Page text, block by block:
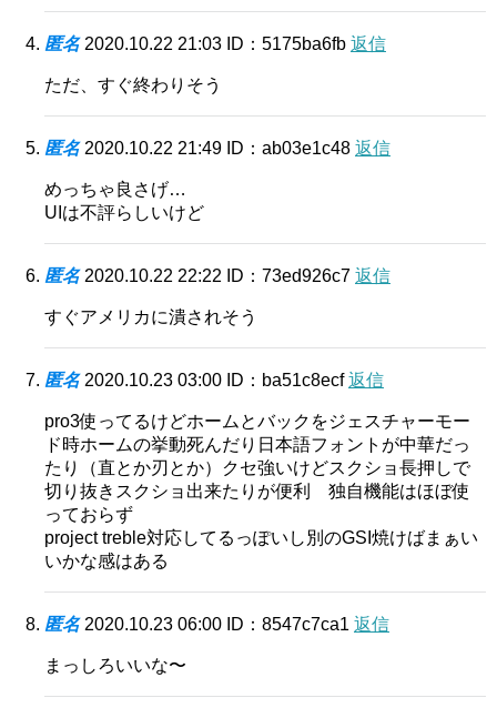
匿名 2020.10.22 21:03 ID：5175ba6fb 返信
ただ、すぐ終わりそう
匿名 2020.10.22 21:49 ID：ab03e1c48 返信
めっちゃ良さげ…
UIは不評らしいけど
匿名 2020.10.22 22:22 ID：73ed926c7 返信
すぐアメリカに潰されそう
匿名 2020.10.23 03:00 ID：ba51c8ecf返信
pro3使ってるけどホームとバックをジェスチャーモー
ド時ホームの挙動死んだり日本語フォントが中華だっ
たり（直とか刃とか）クセ強いけどスクショ長押しで
切り抜きスクショ出来たりが便利 独自機能はほぼ使
っておらず
project treble対応してるっぽいし別のGSI焼けばまぁい
いかな感はある
匿名 2020.10.23 06:00 ID：8547c7ca1 返信
まっしろいいな〜